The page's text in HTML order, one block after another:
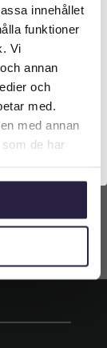
innehållet
funktioner
Vi
annan
och
med.
med annan
de har
ditt val